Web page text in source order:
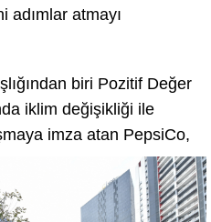
adımlar atmayı
biri Pozitif Değer
iklim değişikliği ile
imza atan PepsiCo,